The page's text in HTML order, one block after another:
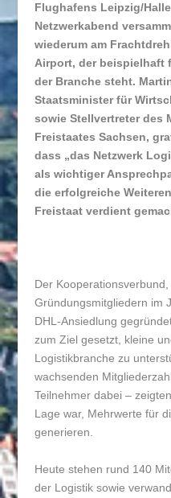
Flughafens Leipzig/
Netzwerkabend
wiederum am
Airport, der beispielhaft
der Branche steht.
Staatsminister für
sowie Stellvertreter des
Freistaates Sachsen,
dass „das Netzwerk
als wichtiger
die erfolgreiche
Freistaat verdient
Der
Gründungsmitgliedern im
DHL-Ansiedlung
zum Ziel gesetzt, kleine
Logistikbranche zu
wachsenden
Teilnehmer dabei –
Lage war, Mehrwerte für
generieren.
Heute stehen rund 140
der Logistik sowie